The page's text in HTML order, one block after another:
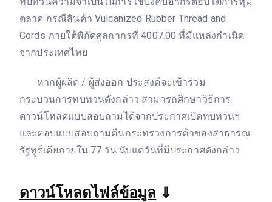
ตลาด กรณีสินค้า Vulcanized Rubber Thread and
Cords ภายใต้พิกัดศุลกากรที่ 4007.00 ที่มีแหล่งกำเนิด
จากประเทศไทย
หากผู้ผลิต / ผู้ส่งออก ประสงค์จะเข้าร่วม
กระบวนการทบทวนดังกล่าว สามารถศึกษาวิธีการ
ดาวน์โหลดแบบสอบถามได้จากประกาศเปิดทบทวนฯ
และตอบแบบสอบถามคืนกระทรวงการค้าของสาธารณ
รัฐทูร์เคียภายใน 77 วัน นับแต่วันที่มีประกาศดังกล่าว
ดาวน์โหลดไฟล์ข้อมูล ⇓